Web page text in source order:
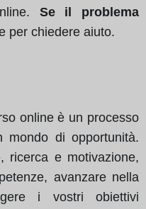
Se il problema
per chiedere aiuto.
online è un processo
mondo di opportunità.
ricerca e motivazione,
avanzare nella
i vostri obiettivi